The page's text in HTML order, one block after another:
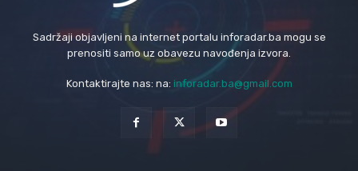
Sadržaji objavljeni na internet portalu inforadar.ba mogu se
prenositi samo uz obavezu navođenja izvora.
Kontaktirajte nas: na: inforadar.ba@gmail.com